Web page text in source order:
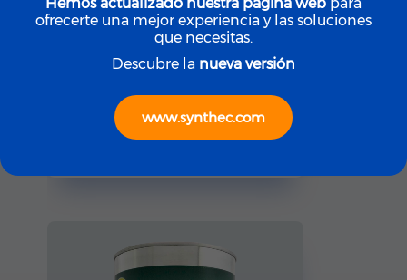
ROYCO
ROYCO LGF (Yellow)
ofrecerte una mejor experiencia y las soluciones
que necesitas.
Descubre la nueva versión
www.synthec.com